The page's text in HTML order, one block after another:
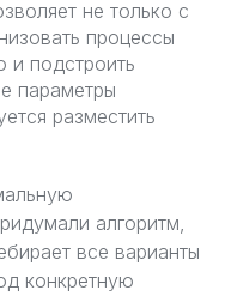
не только с
процессы
подстроить
параметры
разместить
алгоритм,
все варианты
конкретную